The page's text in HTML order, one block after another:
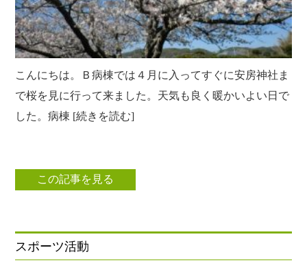
こんにちは。Ｂ病棟では４月に入ってすぐに安房神社ま
で桜を見に行って来ました。天気も良く暖かいよい日で
した。病棟 [続きを読む]
この記事を見る
スポーツ活動